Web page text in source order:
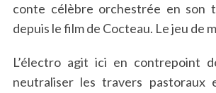
conte célèbre orchestrée en son
depuis le film de Cocteau. Le jeu de
L’électro agit ici en contrepoint
neutraliser les travers pastoraux